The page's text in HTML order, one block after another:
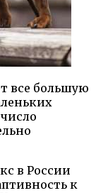
все большую
в России
к